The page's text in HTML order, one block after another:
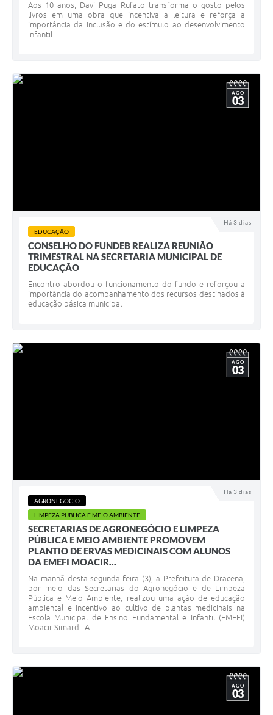
Aos 10 anos, Davi Puga Rufato transforma o gosto pelos
livros em uma obra que incentiva a leitura e reforça a
importância da inclusão e do estímulo ao desenvolvimento
infantil
Há 3 dias
AGO
03
EDUCAÇÃO
CONSELHO DO FUNDEB REALIZA REUNIÃO
TRIMESTRAL NA SECRETARIA MUNICIPAL DE
EDUCAÇÃO
Encontro abordou o funcionamento do fundo e reforçou a
importância do acompanhamento dos recursos destinados à
educação básica municipal
Há 3 dias
AGO
03
AGRONEGÓCIO
LIMPEZA PÚBLICA E MEIO AMBIENTE
SECRETARIAS DE AGRONEGÓCIO E LIMPEZA
PÚBLICA E MEIO AMBIENTE PROMOVEM
PLANTIO DE ERVAS MEDICINAIS COM ALUNOS
DA EMEFI MOACIR...
Na manhã desta segunda-feira (3), a Prefeitura de Dracena,
por meio das Secretarias do Agronegócio e de Limpeza
Pública e Meio Ambiente, realizou uma ação de educação
ambiental e incentivo ao cultivo de plantas medicinais na
Escola Municipal de Ensino Fundamental e Infantil (EMEFI)
Moacir Simardi. A...
AGO
03